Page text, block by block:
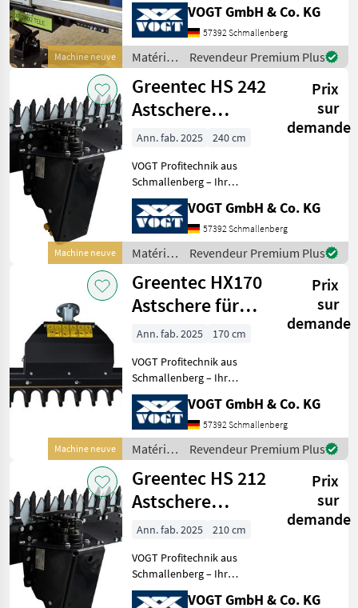
Machine neuve
professionelle
Landschaftspflegetechnik =
Mehrere VOGT-Standorte +
100 Servicepartner in
Deutsch
VOGT GmbH & Co. KG
57392 Schmallenberg
Matériels
pour
l’entretien
des
arbres /
Greentec
Revendeur Premium Plus
Machine neuve
Greentec HS 242
Astschere
/Heckenschere
für Bagger
Prix
sur
demande
Ann. fab. 2025
240 cm
VOGT Profitechnik aus
Schmallenberg – Ihr
führender Anbieter für
professionelle
Landschaftspflegetechnik =
Mehrere VOGT-Standorte +
100 Servicepartner in
Deutsch
VOGT GmbH & Co. KG
57392 Schmallenberg
Matériels
pour
l’entretien
des
arbres /
Greentec
Revendeur Premium Plus
Machine neuve
Greentec HX170
Astschere für
Bagger
/Radlader
Prix
sur
demande
Ann. fab. 2025
170 cm
VOGT Profitechnik aus
Schmallenberg – Ihr
führender Anbieter für
professionelle
Landschaftspflegetechnik =
Mehrere VOGT-Standorte +
100 Servicepartner in
Deutsch
VOGT GmbH & Co. KG
57392 Schmallenberg
Matériels
pour
l’entretien
des
arbres /
Greentec
Revendeur Premium Plus
Greentec HS 212
Astschere
/Heckenschere
für Bagger-
Prix
sur
demande
Ann. fab. 2025
210 cm
VOGT Profitechnik aus
Schmallenberg – Ihr
führender Anbieter für
VOGT GmbH & Co. KG